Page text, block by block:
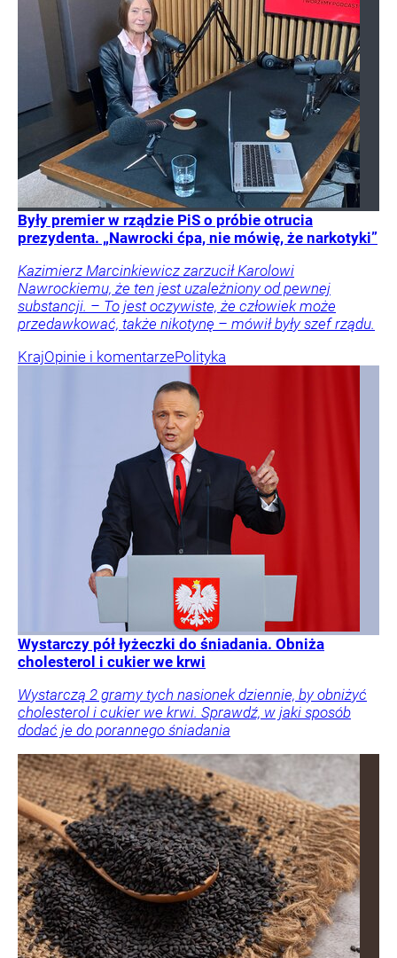
Były premier w rządzie PiS o próbie otrucia
prezydenta. „Nawrocki ćpa, nie mówię, że narkotyki”
Kazimierz Marcinkiewicz zarzucił Karolowi
Nawrockiemu, że ten jest uzależniony od pewnej
substancji. – To jest oczywiste, że człowiek może
przedawkować, także nikotynę – mówił były szef rządu.
KrajOpinie i komentarzePolityka
Wystarczy pół łyżeczki do śniadania. Obniża
cholesterol i cukier we krwi
Wystarczą 2 gramy tych nasionek dziennie, by obniżyć
cholesterol i cukier we krwi. Sprawdź, w jaki sposób
dodać je do porannego śniadania